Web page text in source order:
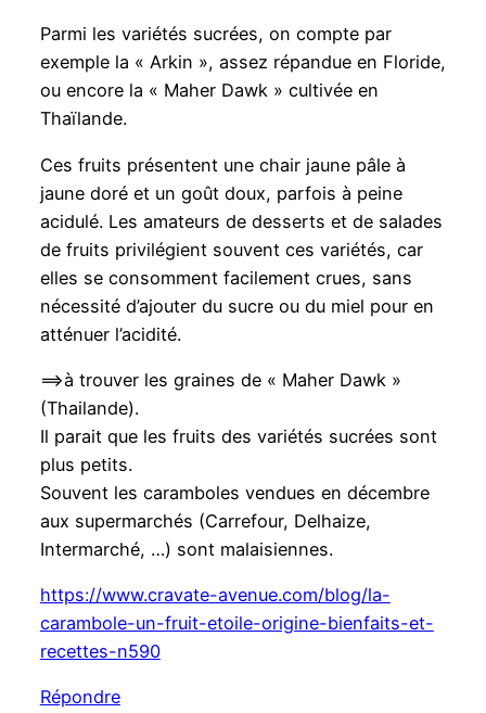
Parmi les variétés sucrées, on compte par
exemple la « Arkin », assez répandue en Floride,
ou encore la « Maher Dawk » cultivée en
Thaïlande.
Ces fruits présentent une chair jaune pâle à
jaune doré et un goût doux, parfois à peine
acidulé. Les amateurs de desserts et de salades
de fruits privilégient souvent ces variétés, car
elles se consomment facilement crues, sans
nécessité d’ajouter du sucre ou du miel pour en
atténuer l’acidité.
==>à trouver les graines de « Maher Dawk »
(Thailande).
Il parait que les fruits des variétés sucrées sont
plus petits.
Souvent les caramboles vendues en décembre
aux supermarchés (Carrefour, Delhaize,
Intermarché, …) sont malaisiennes.
https://www.cravate-avenue.com/blog/la-
carambole-un-fruit-etoile-origine-bienfaits-et-
recettes-n590
Répondre